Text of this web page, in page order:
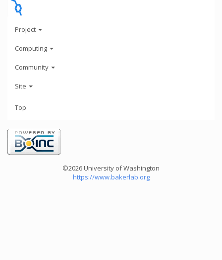
Project
Computing
Community
Site
Top
©2026 University of Washington
https://www.bakerlab.org